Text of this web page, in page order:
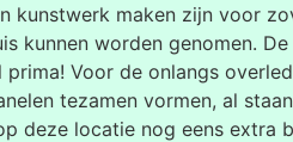
kunstwerk maken zijn voor
kunnen worden genomen.
Voor de onlangs
tezamen vormen, al
deze locatie nog eens extra